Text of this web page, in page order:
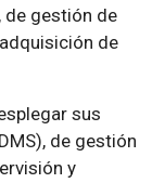
gestión de
de
sus
de gestión
y